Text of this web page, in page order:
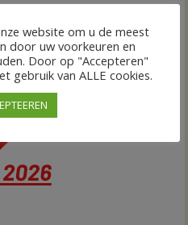
website om u de meest
door uw voorkeuren en
Door op "Accepteren"
gebruik van ALLE cookies.